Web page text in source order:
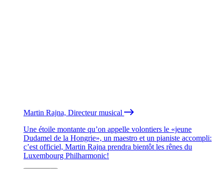
Martin Rajna, Directeur musical
Une étoile montante qu’on appelle volontiers le «jeune
Dudamel de la Hongrie», un maestro et un pianiste accompli:
c’est officiel, Martin Rajna prendra bientôt les rênes du
Luxembourg Philharmonic!